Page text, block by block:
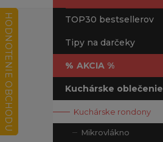
TOP30 bestsellerov
Tipy na darčeky
% AKCIA %
Kuchárske oblečenie
Kuchárske rondony
Mikrovlákno
HODNOTENIE OBCHODU